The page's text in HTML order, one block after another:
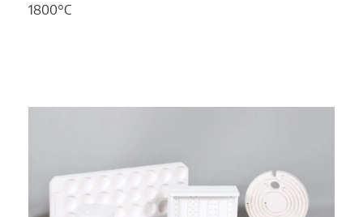
1800°C